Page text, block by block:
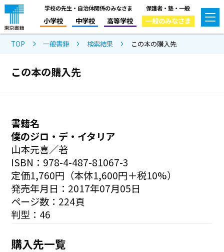
学校の先生・自治体関係のみなさま
小学校 中学校 高等学校
保護者・塾・一般
一般のみなさま
TOP 一般書籍 検索結果 この本の購入先
この本の購入先
書籍名
僕のジロ・デ・イタリア
山本元喜／著
ISBN：978-4-487-81067-3
定価1,760円（本体1,600円＋税10%）
発売年月日：2017年07月05日
ページ数：224頁
判型：46
購入先一覧